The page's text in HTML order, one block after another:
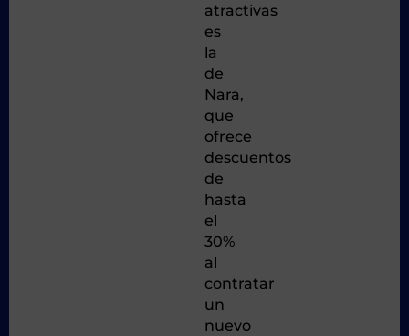
atractivas
es
la
de
Nara,
que
ofrece
descuentos
de
hasta
el
30%
al
contratar
un
nuevo